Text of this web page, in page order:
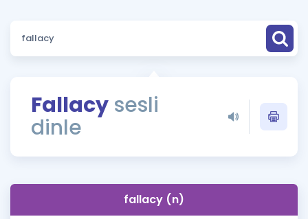
Sözlük
Rehberlik Aracı
ÖSYM Sınav Takvimi
Hakkımızda
Fallacy sesli
dinle
fallacy (n)